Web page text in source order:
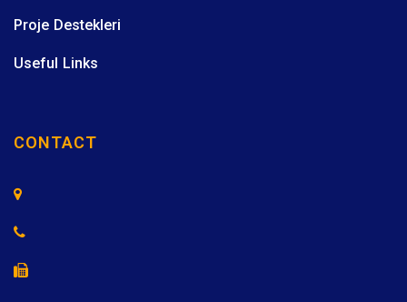
Proje Destekleri
Useful Links
CONTACT